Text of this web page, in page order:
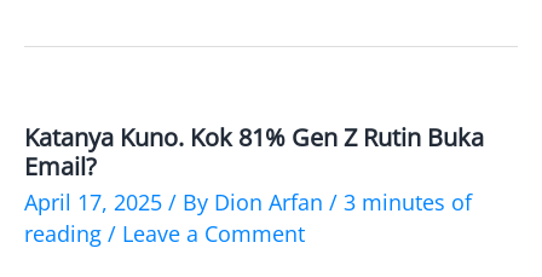
Katanya Kuno. Kok 81% Gen Z Rutin Buka
Email?
April 17, 2025 / By Dion Arfan / 3 minutes of
reading / Leave a Comment
Katanya
Kuno.
Kok